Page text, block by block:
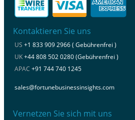
Kontaktieren Sie uns
US +1 833 909 2966 ( Gebührenfrei )
UK+44 808 502 0280 (Gebührenfrei )
APAC +91 744 740 1245
sales@fortunebusinessinsights.com
Vernetzen Sie sich mit uns